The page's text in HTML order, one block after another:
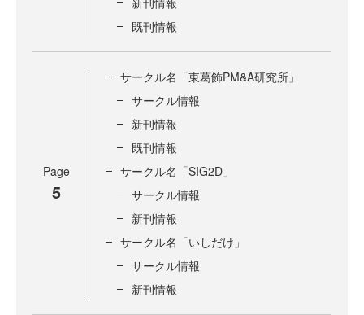
既刊情報
Page
5
サークル名「東葛飾PM&A研究所」
サークル情報
新刊情報
既刊情報
サークル名「SIG2D」
サークル情報
新刊情報
サークル名「いしだけ」
サークル情報
新刊情報